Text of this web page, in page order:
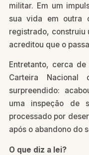
militar. Em um
sua vida em outra
registrado, construiu
acreditou que o
Entretanto, cerca
Carteira Nacional
surpreendido:
uma inspeção de
processado por
após o abandono do
O que diz a lei?